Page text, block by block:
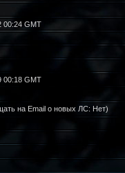
00:24 GMT
00:18 GMT
на Email о новых ЛС: Нет)